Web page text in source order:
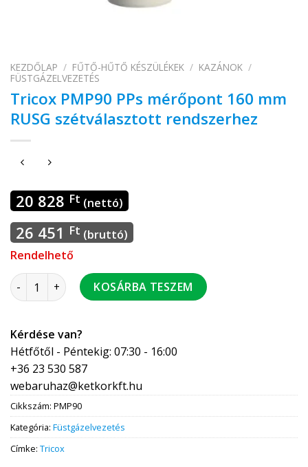
KEZDŐLAP / FŰTŐ-HŰTŐ KÉSZÜLÉKEK / KAZÁNOK /
FÜSTGÁZELVEZETÉS
Tricox PMP90 PPs mérőpont 160 mm
RUSG szétválasztott rendszerhez
20 828 Ft (nettó)
26 451 Ft (bruttó)
Rendelhető
Tricox PMP90 PPs mérőpont 160 mm RUSG szétválasztott
KOSÁRBA TESZEM
Kérdése van?
Hétfőtől - Péntekig: 07:30 - 16:00
+36 23 530 587
webaruhaz@ketkorkft.hu
Cikkszám: PMP90
Kategória: Füstgázelvezetés
Címke: Tricox